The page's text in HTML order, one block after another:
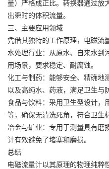
量）严格成正比。转换器通过放
出瞬时的体积流量。
三、主要应用领域
凭借其独特的工作原理，电磁流
水处理行业：从原水、自来水到
用场景，要求稳定、耐腐蚀。
化工与制药：能够安全、精确地
以及高纯水、药液，满足卫生与
食品与饮料：采用卫生型设计，
等，确保无清洗死角，符合卫生
冶金与矿业：专用于测量具有磨
计有效避免了堵塞和磨损。
总结
电磁流量计以其原理的物理纯粹